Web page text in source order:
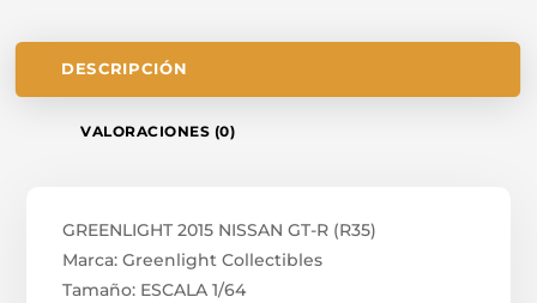
DESCRIPCIÓN
VALORACIONES (0)
GREENLIGHT 2015 NISSAN GT-R (R35)
Marca: Greenlight Collectibles
Tamaño: ESCALA 1/64